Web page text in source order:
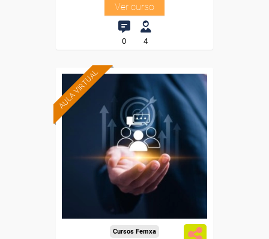
Ver curso
0 4
AULA VIRTUAL Formación 100%
subvencionada.
Para trabajadores y
autónomos de Madrid.
Para todos los sectores.
Cursos Femxa